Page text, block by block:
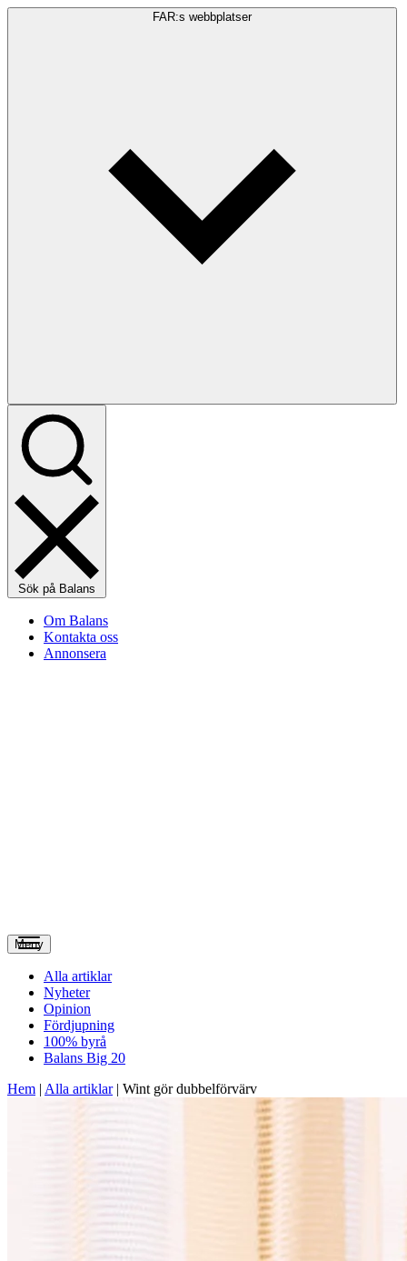
FAR:s webbplatser
Sök på Balans
Om Balans
Kontakta oss
Annonsera
Meny
Alla artiklar
Nyheter
Opinion
Fördjupning
100% byrå
Balans Big 20
Hem | Alla artiklar| Wint gör dubbelförvärv